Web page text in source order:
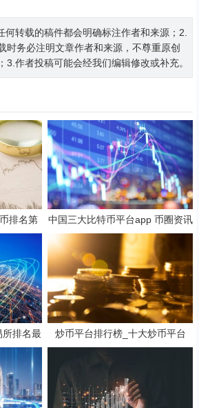
何转载的稿件都会明确标注作者和来源；2.
时务必注明文章作者和来源，不尊重原创
3.作者投稿可能会经我们编辑修改或补充。
排名第
中国三大比特币平台app 币圈资讯
平台排行
所排名最
台排名
炒币平台排行榜_十大炒币平台